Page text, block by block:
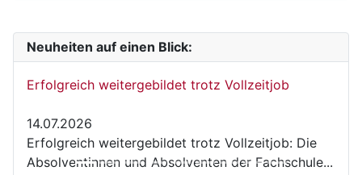
Neuheiten auf einen Blick:
Erfolgreich weitergebildet trotz Vollzeitjob
14.07.2026
Erfolgreich weitergebildet trotz Vollzeitjob: Die
Absolventinnen und Absolventen der Fachschule...